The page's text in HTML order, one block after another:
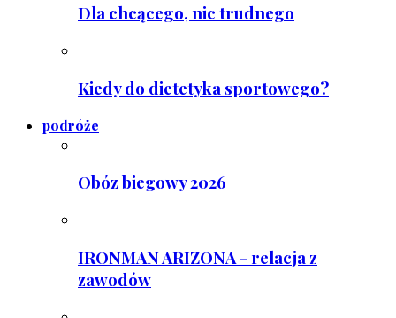
Dla chcącego, nic trudnego
Kiedy do dietetyka sportowego?
podróże
Obóz biegowy 2026
IRONMAN ARIZONA - relacja z
zawodów